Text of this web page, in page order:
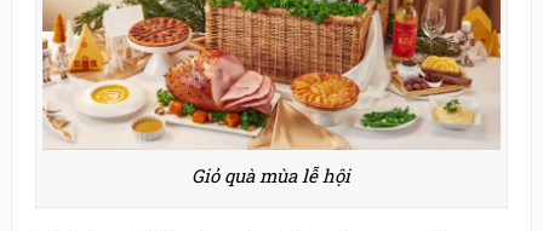
Giỏ quà mùa lễ hội